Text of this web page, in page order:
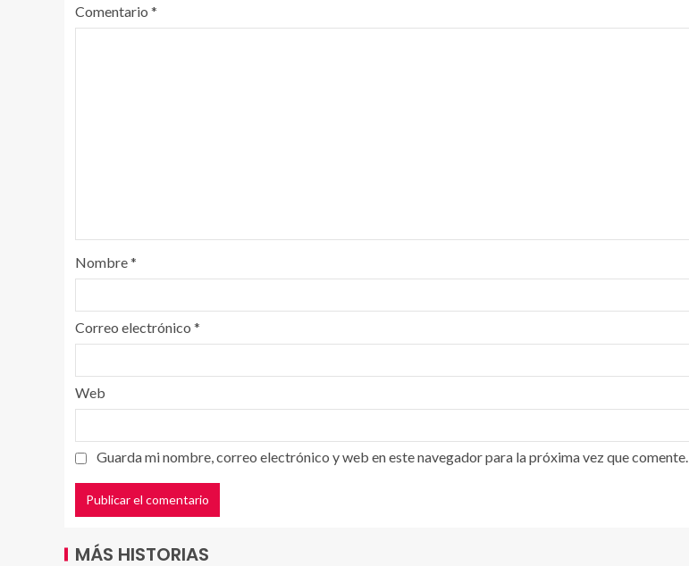
Comentario *
Nombre*
Correo electrónico *
Web
Guarda mi nombre, correo electrónico y web en este navegador para la próxima vez que comente.
MÁS HISTORIAS